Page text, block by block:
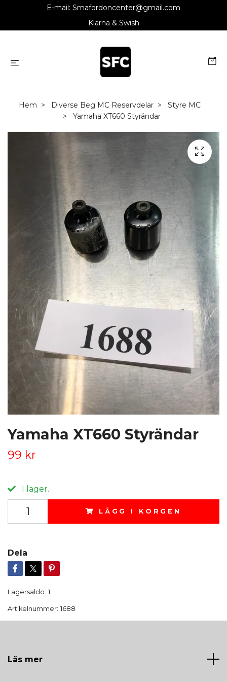
E-mail: Smafordoncenter@gmail.com
Klarna & Swish
Hem Diverse Beg MC Reservdelar
Styre MC
Yamaha XT660 Styrändar
Yamaha XT660 Styrändar
99 kr
I lager.
LÄGG I KORGEN
Dela
Lagersaldo: 1
Artikelnummer: 1688
Läs mer